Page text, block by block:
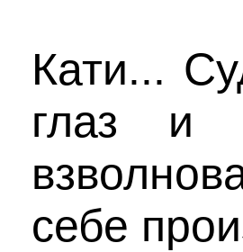
Кати...
глаз и
себе